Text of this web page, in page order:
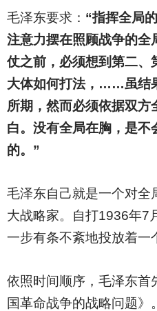
毛泽东要求： “指挥全局
注意力摆在照顾战争的全
仗之前，必须想到第二、
大体如何打法，……虽结
所期，然而必须依据双方
白。没有全局在胸，是不
的。”
毛泽东自己就是一个对全
大战略家。自打1936年7
一步有条不紊地投放着一
依照时间顺序，毛泽东首
国革命战争的战略问题